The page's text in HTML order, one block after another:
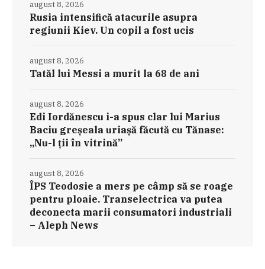
Rusia intensifică atacurile asupra
regiunii Kiev. Un copil a fost ucis
august 8, 2026
Tatăl lui Messi a murit la 68 de ani
august 8, 2026
Edi Iordănescu i-a spus clar lui Marius
Baciu greșeala uriașă făcută cu Tănase:
„Nu-l ții în vitrină”
august 8, 2026
ÎPS Teodosie a mers pe câmp să se roage
pentru ploaie. Transelectrica va putea
deconecta marii consumatori industriali
– Aleph News
august 8, 2026